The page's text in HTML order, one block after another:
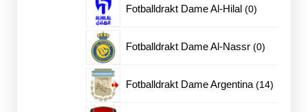
Fotballdrakt Dame Al-Hilal 00
Fotballdrakt Dame Al-Nassr 00
Fotballdrakt Dame Argentina 1414